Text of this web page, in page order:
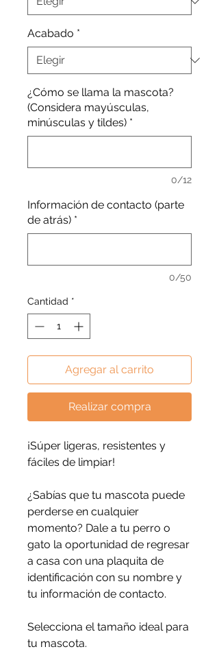
Acabado *
¿Cómo se llama la mascota?
(Considera mayúsculas,
minúsculas y tildes) *
0/12
Información de contacto (parte
de atrás) *
0/50
Cantidad *
Agregar al carrito
Realizar compra
¡Súper ligeras, resistentes y
fáciles de limpiar!
¿Sabías que tu mascota puede
perderse en cualquier
momento? Dale a tu perro o
gato la oportunidad de regresar
a casa con una plaquita de
identificación con su nombre y
tu información de contacto.
Selecciona el tamaño ideal para
tu mascota.